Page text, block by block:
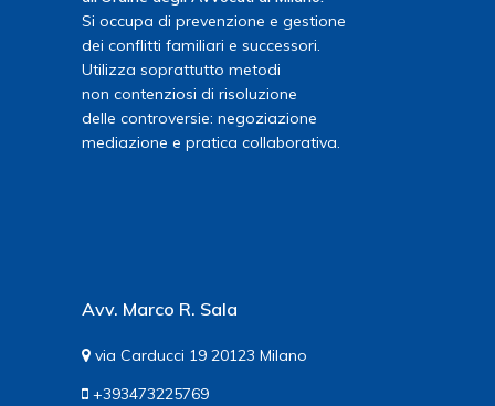
Si occupa di prevenzione e gestione
dei conflitti familiari e successori.
Utilizza soprattutto metodi
non contenziosi di risoluzione
delle controversie: negoziazione
mediazione e pratica collaborativa.
Avv. Marco R. Sala
via Carducci 19 20123 Milano
+393473225769